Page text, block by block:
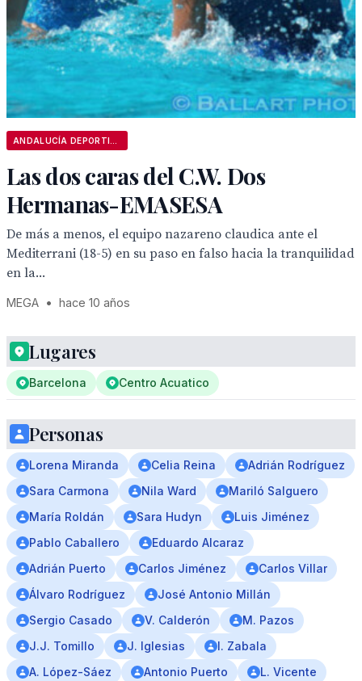
Las dos caras del C.W. Dos
Hermanas-EMASESA
De más a menos, el equipo nazareno claudica ante el
Mediterrani (18-5) en su paso en falso hacia la tranquilidad
en la...
MEGA • hace 10 años
Lugares
Barcelona Centro Acuatico
Personas
Lorena Miranda Celia Reina
Adrián Rodríguez
Sara Carmona
Nila Ward
Mariló Salguero
María Roldán
Sara Hudyn
Luis Jiménez
Pablo Caballero
Eduardo Alcaraz
Adrián Puerto
Carlos Jiménez
Carlos Villar
Álvaro Rodríguez
José Antonio Millán
Sergio Casado
V. Calderón
M. Pazos
J.J. Tomillo
J. Iglesias
I. Zabala
A. López-Sáez
Antonio Puerto
L. Vicente